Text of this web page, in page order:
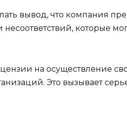
вывод, что компания
которые
на осуществление
Это вызывает